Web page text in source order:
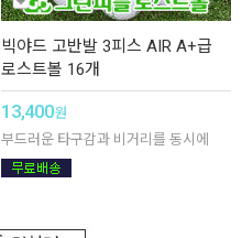
빅야드 고반발 3피스 AIR A+급
로스트볼 16개
13,400원
부드러운 타구감과 비거리를 동시에